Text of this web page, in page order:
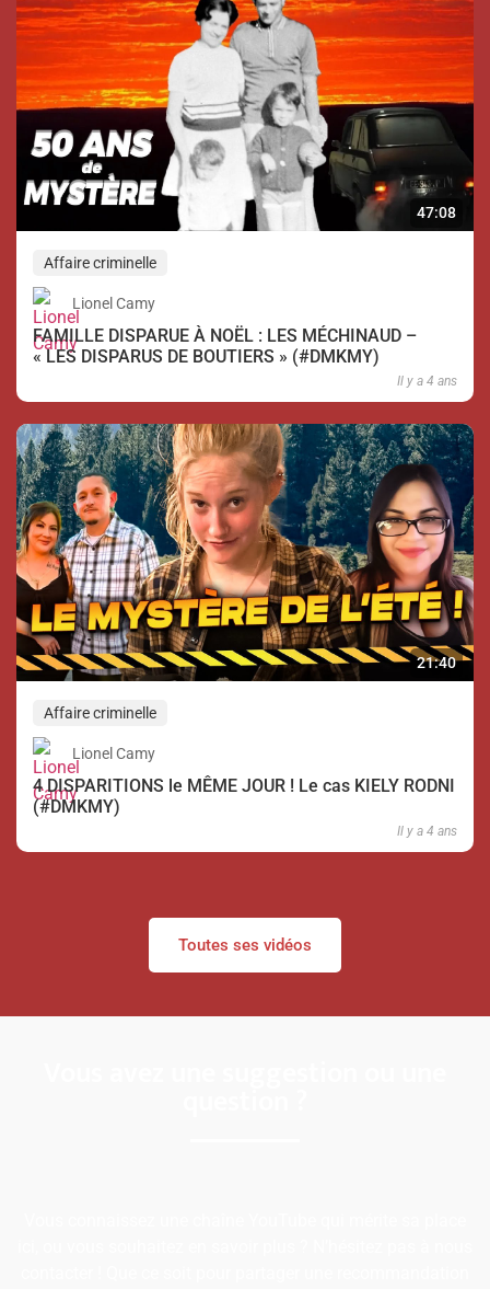
47:08
Affaire criminelle
Lionel Camy
FAMILLE DISPARUE À NOËL : LES MÉCHINAUD –
« LES DISPARUS DE BOUTIERS » (#DMKMY)
Il y a 4 ans
21:40
Affaire criminelle
Lionel Camy
4 DISPARITIONS le MÊME JOUR ! Le cas KIELY RODNI
(#DMKMY)
Il y a 4 ans
Toutes ses vidéos